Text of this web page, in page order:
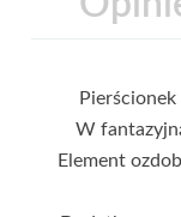
W
Element